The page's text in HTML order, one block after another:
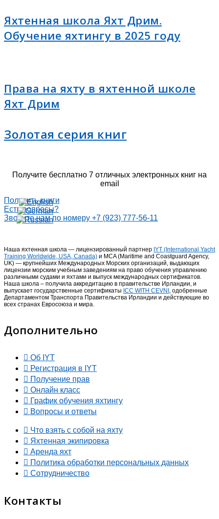
Яхтенная школа Яхт Дрим.
Обучение яхтингу в 2025 году
Права на яхту в яхтенной школе
Яхт Дрим
Золотая серия книг
Получите бесплатно 7 отличных электронных книг на
email
Получить книги
Есть вопросы?
Звоните нам по номеру +7 (923) 777-56-11
Наша яхтенная школа — лицензированный партнер IYT (International Yacht
Training Worldwide, USA, Canada) и MCA (Maritime and Coastguard Agency,
UK) — крупнейших Международных Морских организаций, выдающих
лицензии морским учебным заведениям на право обучения управлению
различными судами и яхтами и выпуск международных сертификатов.
Наша школа – получила аккредитацию в правительстве Ирландии, и
выпускает государственные сертификаты ICC WITH CEVNI, одобренные
Департаментом Транспорта Правительства Ирландии и действующие во
всех странах Евросоюза и мира.
Дополнительно
Об IYT
Регистрация в IYT
Получение прав
Онлайн класс
График обучения яхтингу
Вопросы и ответы
Что взять с собой на яхту
Яхтенная экипировка
Аренда яхт
Политика обработки персональных данных
Сотрудничество
Контакты